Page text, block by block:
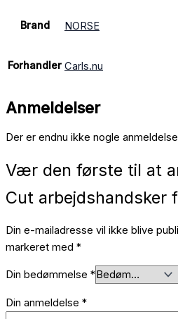
Brand NORSE
Forhandler Carls.nu
Anmeldelser
Der er endnu ikke nogle
Vær den første til at
Cut arbejdshandsker
Din e-mailadresse vil ikke blive
markeret med *
Din bedømmelse *
Din anmeldelse *